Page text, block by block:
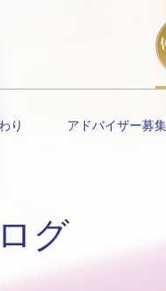
り アドバイザー募集
グ